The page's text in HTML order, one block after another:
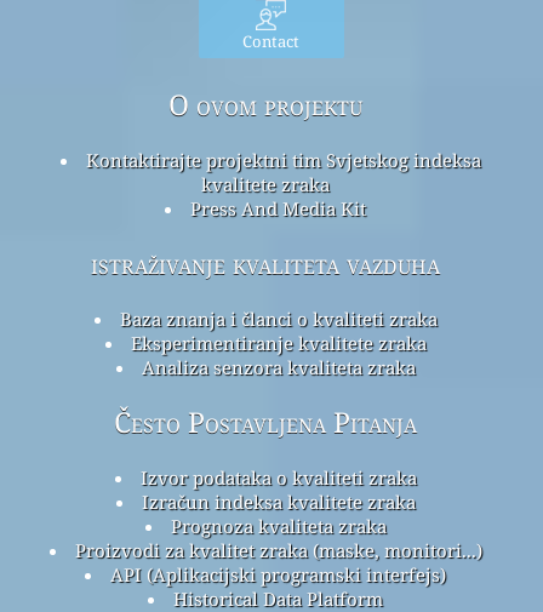
Contact
O ovom projektu
Kontaktirajte projektni tim Svjetskog indeksa
kvalitete zraka
Press And Media Kit
istraživanje kvaliteta vazduha
Baza znanja i članci o kvaliteti zraka
Eksperimentiranje kvalitete zraka
Analiza senzora kvaliteta zraka
Često Postavljena Pitanja
Izvor podataka o kvaliteti zraka
Izračun indeksa kvalitete zraka
Prognoza kvaliteta zraka
Proizvodi za kvalitet zraka (maske, monitori...)
API (Aplikacijski programski interfejs)
Historical Data Platform